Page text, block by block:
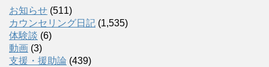
お知らせ (511)
カウンセリング日記 (1,535)
体験談 (6)
動画 (3)
支援・援助論 (439)